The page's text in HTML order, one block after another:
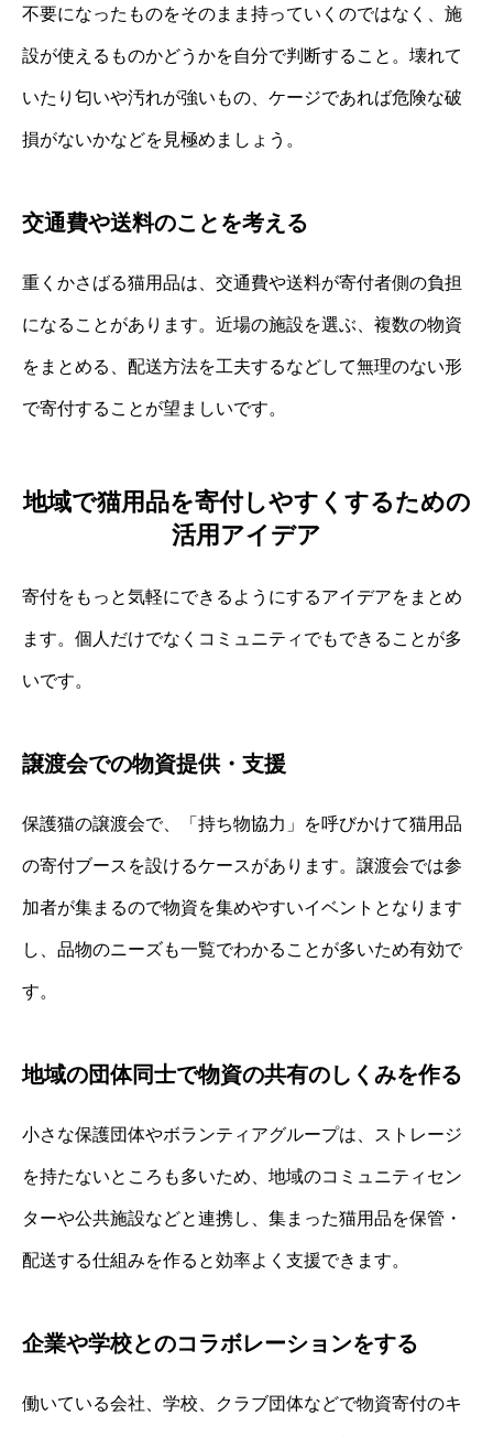
不要になったものをそのまま持っていくのではなく、施
設が使えるものかどうかを自分で判断すること。壊れて
いたり匂いや汚れが強いもの、ケージであれば危険な破
損がないかなどを見極めましょう。
交通費や送料のことを考える
重くかさばる猫用品は、交通費や送料が寄付者側の負担
になることがあります。近場の施設を選ぶ、複数の物資
をまとめる、配送方法を工夫するなどして無理のない形
で寄付することが望ましいです。
地域で猫用品を寄付しやすくするための
活用アイデア
寄付をもっと気軽にできるようにするアイデアをまとめ
ます。個人だけでなくコミュニティでもできることが多
いです。
譲渡会での物資提供・支援
保護猫の譲渡会で、「持ち物協力」を呼びかけて猫用品
の寄付ブースを設けるケースがあります。譲渡会では参
加者が集まるので物資を集めやすいイベントとなります
し、品物のニーズも一覧でわかることが多いため有効で
す。
地域の団体同士で物資の共有のしくみを作る
小さな保護団体やボランティアグループは、ストレージ
を持たないところも多いため、地域のコミュニティセン
ターや公共施設などと連携し、集まった猫用品を保管・
配送する仕組みを作ると効率よく支援できます。
企業や学校とのコラボレーションをする
働いている会社、学校、クラブ団体などで物資寄付のキ